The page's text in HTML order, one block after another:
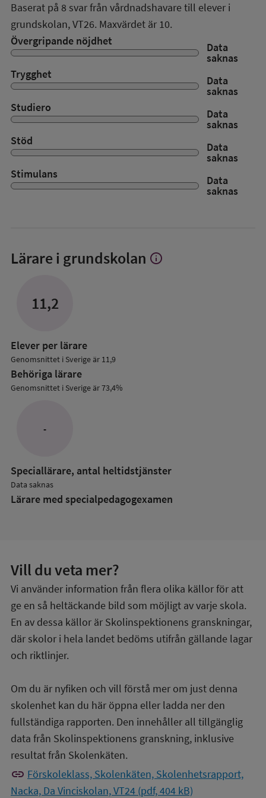
Baserat på 8 svar från vårdnadshavare till elever i
grundskolan,VT26. Maxvärdet är 10.
Övergripande nöjdhet
Data
saknas
Trygghet
Data
saknas
Studiero
Data
saknas
Stöd
Data
saknas
Stimulans
Data
saknas
Lärare i grundskolan Visa
info
11,2
Elever per lärare
Genomsnittet i Sverige är 11,9
Behöriga lärare
Genomsnittet i Sverige är 73,4%
-
Speciallärare, antal heltidstjänster
Data saknas
Lärare med specialpedagog­examen
Vill du veta mer?
Vi använder information från flera olika källor för att
ge en så heltäckande bild som möjligt av varje skola.
En av dessa källor är Skolinspektionens granskningar,
där skolor i hela landet bedöms utifrån gällande lagar
och riktlinjer.
Om du är nyfiken och vill förstå mer om just denna
skolenhet kan du här öppna eller ladda ner den
fullständiga rapporten. Den innehåller all tillgänglig
data från Skolinspektionens granskning, inklusive
resultat från Skolenkäten.
link Förskoleklass, Skolenkäten, Skolenhetsrapport,
Nacka, Da Vinciskolan, VT24 (pdf, 404 kB)